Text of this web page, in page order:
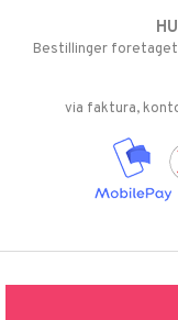
Bestillinger foretaget
via faktura,